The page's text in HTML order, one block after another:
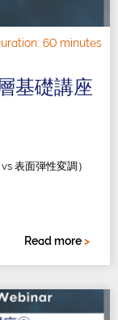
60 minutes
基礎講座
表⾯弾性変調）
Read more>